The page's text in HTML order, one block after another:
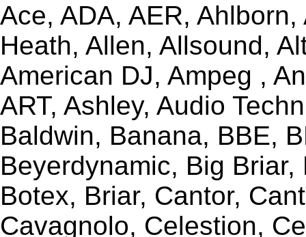
Ace, ADA, AER,
Heath, Allen, Allsound,
American DJ, Ampeg ,
ART, Ashley, Audio
Baldwin, Banana, BBE,
Beyerdynamic, Big
Botex, Briar, Cantor,
Cavagnolo, Celestion,